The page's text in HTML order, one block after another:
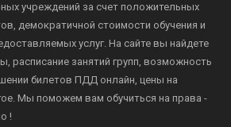
учреждений за счет положительных
демократичной стоимости обучения и
услуг. На сайте вы найдете
расписание занятий групп, возможность
билетов ПДД онлайн, цены на
Мы поможем вам обучиться на права -
!